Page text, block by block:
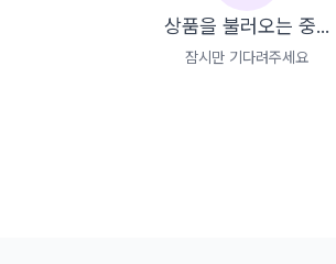
상품을 불러오는 중...
잠시만 기다려주세요